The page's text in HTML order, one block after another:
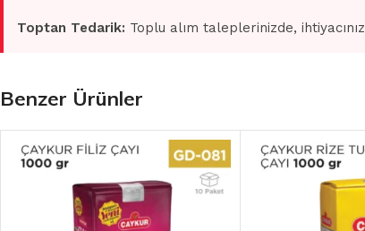
Toptan Tedarik: Toplu alım taleplerinizde,
Benzer Ürünler